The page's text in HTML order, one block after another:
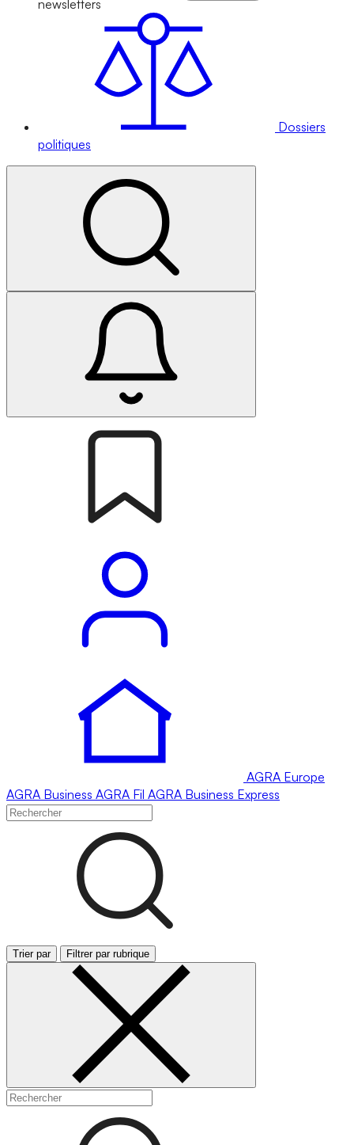
newsletters
Dossiers
politiques
AGRA Europe
AGRA Business AGRA Fil AGRA Business Express
Trier par Filtrer par rubrique